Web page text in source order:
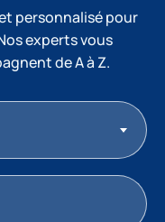
personnalisé pour
experts vous
de A à Z.